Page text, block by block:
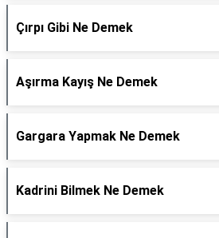
Çırpı Gibi Ne Demek
Aşırma Kayış Ne Demek
Gargara Yapmak Ne Demek
Kadrini Bilmek Ne Demek